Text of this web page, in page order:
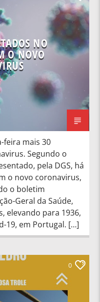
NO
O NOVO
feira mais 30
Segundo o
pela DGS, há
o novo coronavirus,
o boletim
Geral da Saúde,
elevando para 1936,
19, em Portugal. […]
0